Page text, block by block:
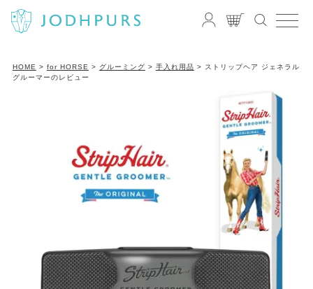
HOME for HORSE グルーミング 手入れ用品
ストリップヘア ジェネラル
グルーマーのレビュー